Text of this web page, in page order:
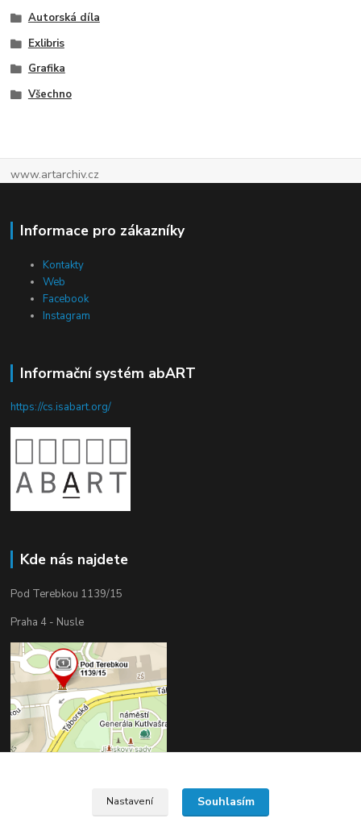
Autorská díla
Exlibris
Grafika
Všechno
www.artarchiv.cz
Informace pro zákazníky
Kontakty
Web
Facebook
Instagram
Informační systém abART
https://cs.isabart.org/
Kde nás najdete
Pod Terebkou 1139/15
Praha 4 - Nusle
Nastavení Souhlasím